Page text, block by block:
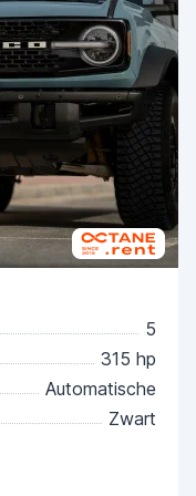
5
315 hp
Automatische
Zwart